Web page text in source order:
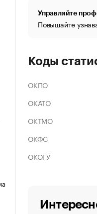
Управляйте
Повышайте
Коды
ОКПО
ОКАТО
ОКТМО
ОКФС
ОКОГУ